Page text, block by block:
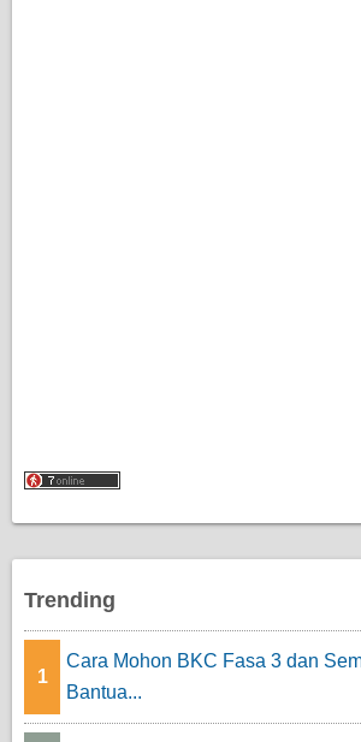
Trending
1
Cara Mohon BKC Fasa 3 dan
Bantua...